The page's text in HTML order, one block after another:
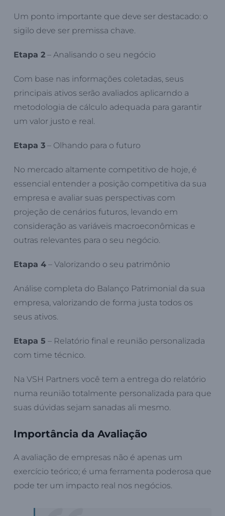
Um ponto importante que deve ser destacado: o
sigilo deve ser premissa chave.
Etapa 2 – Analisando o seu negócio
Com base nas informações coletadas, seus
principais ativos serão avaliados aplicarndo a
metodologia de cálculo adequada para garantir
um valor justo e real.
Etapa 3 – Olhando para o futuro
No mercado altamente competitivo de hoje, é
essencial entender a posição competitiva da sua
empresa e avaliar suas perspectivas com
projeção de cenários futuros, levando em
consideração as variáveis macroeconômicas e
outras relevantes para o seu negócio.
Etapa 4 – Valorizando o seu patrimônio
Análise completa do Balanço Patrimonial da sua
empresa, valorizando de forma justa todos os
seus ativos.
Etapa 5 – Relatório final e reunião personalizada
com time técnico.
Na VSH Partners você tem a entrega do relatório
numa reunião totalmente personalizada para que
suas dúvidas sejam sanadas ali mesmo.
Importância da Avaliação
A avaliação de empresas não é apenas um
exercício teórico; é uma ferramenta poderosa que
pode ter um impacto real nos negócios.